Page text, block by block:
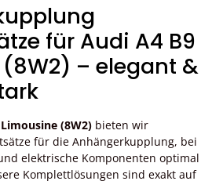
für Audi A4 B9
– elegant &
(8W2) bieten wir
für die Anhängerkupplung, bei
elektrische Komponenten optimal
Komplettlösungen sind exakt auf